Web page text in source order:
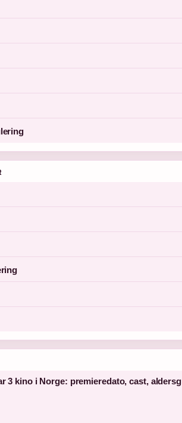
3 kino i Norge: premieredato, cast,